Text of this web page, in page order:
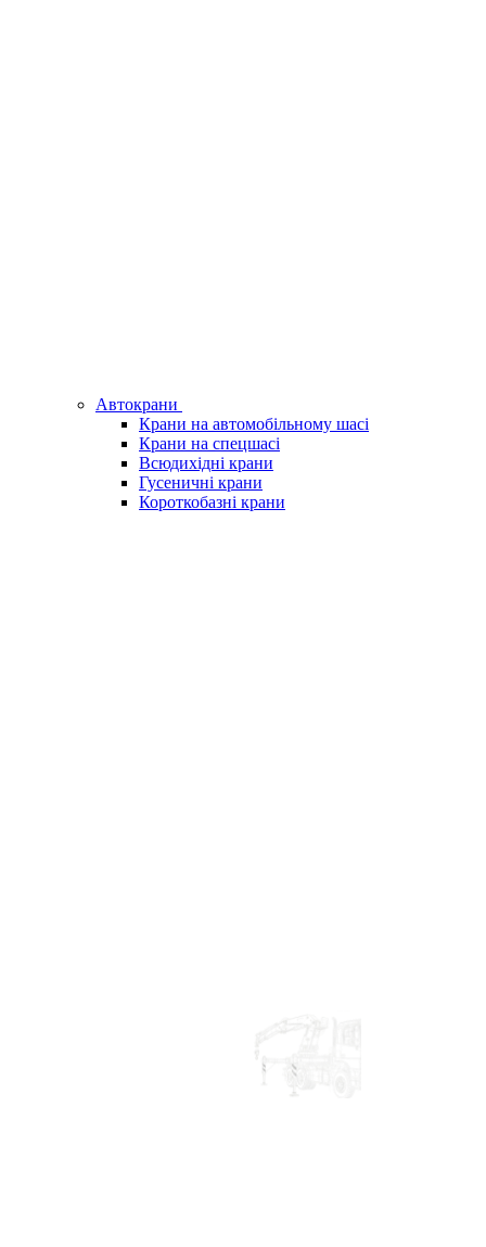
Автокрани
Крани на автомобільному шасі
Крани на спецшасі
Всюдихідні крани
Гусеничні крани
Короткобазні крани